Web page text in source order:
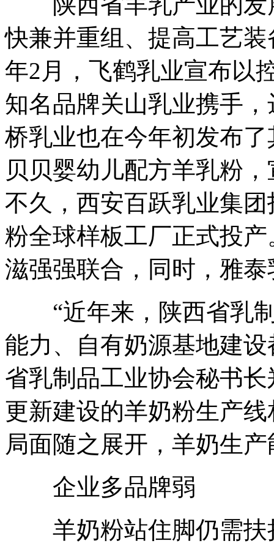
快兼并重组、提高工艺
年2月，飞鹤乳业宣布以
知名品牌关山乳业携手
桥乳业也在今年初发布
贝贝婴幼儿配方羊乳粉
不久，西安百跃乳业集
粉全球样板工厂正式投
滋强强联合，同时，雅
“近年来，陕西省乳制
能力、自有奶源基地建
省乳制品工业协会秘书
更新建设的羊奶粉生产
局面随之展开，羊奶生
企业多品牌弱
羊奶粉站住脚仍需扶